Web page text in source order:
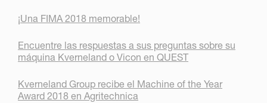
¡Una FIMA 2018 memorable!
Encuentre las respuestas a sus preguntas sobre su
máquina Kverneland o Vicon en QUEST
Kverneland Group recibe el Machine of the Year
Award 2018 en Agritechnica